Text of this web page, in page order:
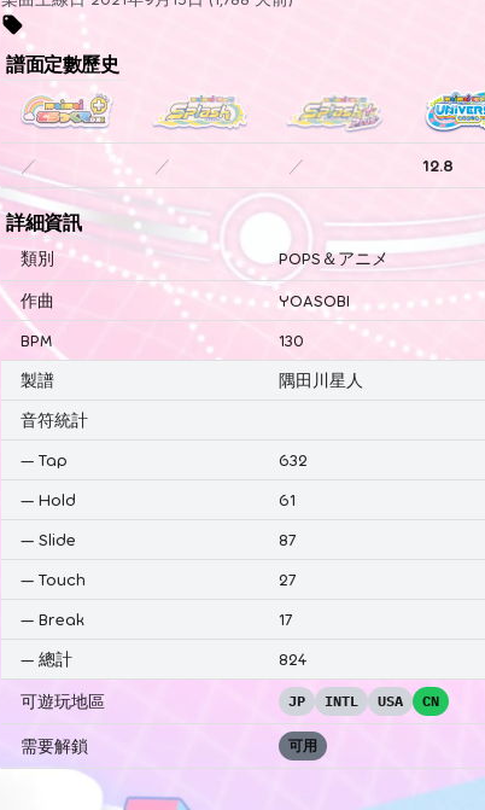
譜面定數歷史
／ ／ ／ 12.8
詳細資訊
類別 POPS＆アニメ
作曲
YOASOBI
BPM
130
製譜
隅田川星人
音符統計
— Tap
632
— Hold
61
— Slide
87
— Touch
27
— Break
17
— 總計 824
可遊玩地區 JP INTL USA CN
需要解鎖 可用